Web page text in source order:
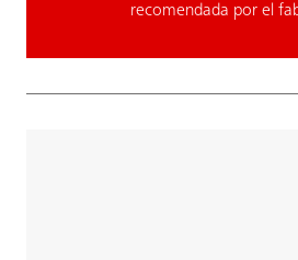
recomendada por el